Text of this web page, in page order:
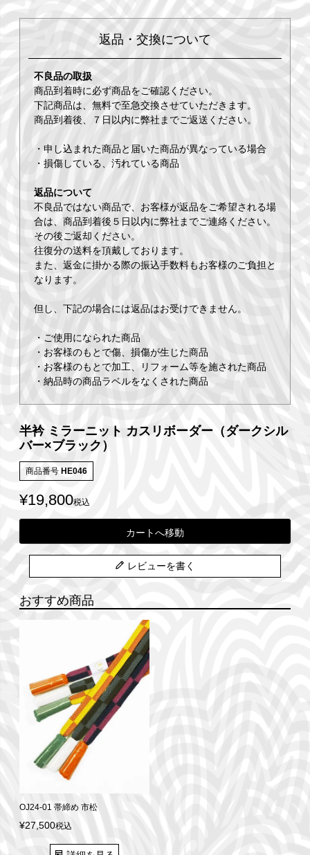
返品・交換について
不良品の取扱
商品到着時に必ず商品をご確認ください。
下記商品は、無料で至急交換させていただきます。
商品到着後、７日以内に弊社までご返送ください。
・申し込まれた商品と届いた商品が異なっている場合
・損傷している、汚れている商品
返品について
不良品ではない商品で、お客様が返品をご希望される場
合は、商品到着後５日以内に弊社までご連絡ください。
その後ご返却ください。
往復分の送料を頂戴しております。
また、返金に掛かる際の振込手数料もお客様のご負担と
なります。
但し、下記の場合には返品はお受けできません。
・ご使用になられた商品
・お客様のもとで傷、損傷が生じた商品
・お客様のもとで加工、リフォーム等を施された商品
・納品時の商品ラベルをなくされた商品
半衿 ミラーニット カスリボーダー（ダークシル
バー×ブラック）
商品番号 HE046
¥19,800税込
カートへ移動
レビューを書く
おすすめ商品
OJ24-01 帯締め 市松
¥27,500税込